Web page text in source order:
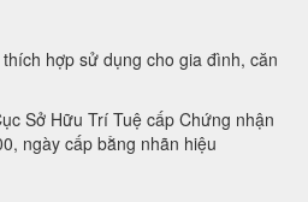
thích hợp sử dụng cho gia đình, căn
Sở Hữu Trí Tuệ cấp Chứng nhận
ngày cấp bằng nhãn hiệu